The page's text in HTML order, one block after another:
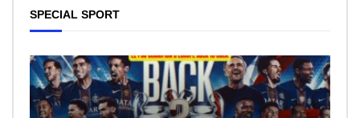
SPECIAL SPORT